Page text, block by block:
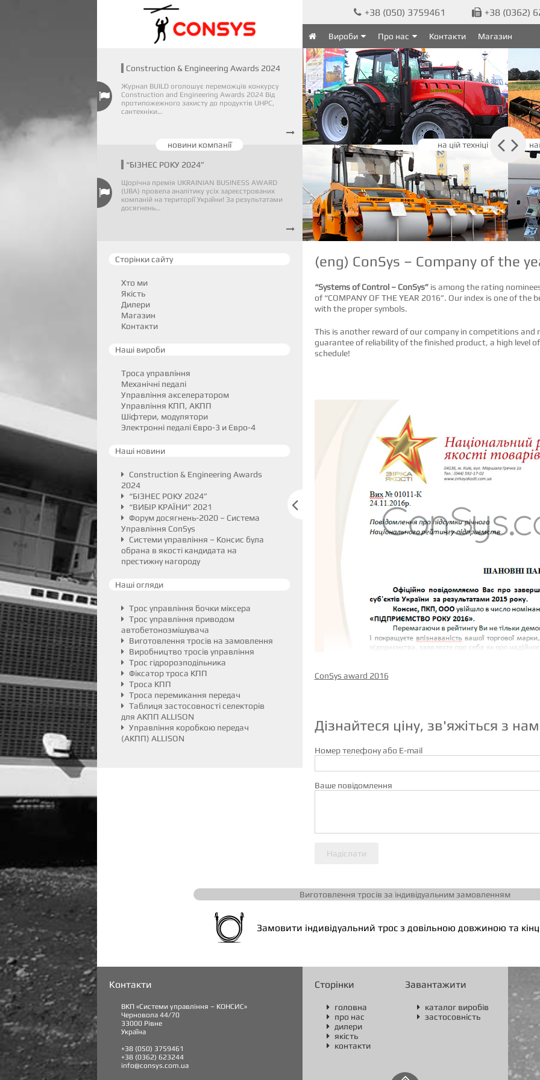
 +38 (050) 3759461  +38 (0362)
 Вироби Про нас Контакти Магазин
новини компанії
Construction & Engineering Awards 2024
Журнал BUILD оголошує переможців конкурсу
Construction and Engineering Awards 2024 Від
протипожежного захисту до продуктів UHPC,
сантехніки…

“БІЗНЕС РОКУ 2024”
Щорічна премія UKRAINIAN BUSINESS AWARD
(UBA) провела аналітику усіх зареєстрованих
компаній на території України! За результатами
досягнень…

на цій техніці  
Сторінки сайту
Хто ми
Якість
Дилери
Магазин
Контакти
Наші вироби
Троса управління
Механічні педалі
Управління акселератором
Управління КПП, АКПП
Шіфтери, модулятори
Электронні педалі Євро-3 и Євро-4
Наші новини
Construction & Engineering Awards
2024
“БІЗНЕС РОКУ 2024”
“ВИБІР КРАЇНИ” 2021
Форум досягнень-2020 – Система
Управління ConSys
Системи управління – Консис була
обрана в якості кандидата на
престижну нагороду
Наші огляди
Трос управління бочки міксера
Трос управління приводом
автобетонозмішувача
Виготовлення тросів на замовлення
Виробництво тросів управління
Трос гідророзподільника
Фіксатор троса КПП
Троса КПП
Троса перемикання передач
Таблиця застосовності селекторів
для АКПП ALLISON
Управління коробкою передач
(АКПП) ALLISON

(eng) ConSys – Company of the
“Systems of Control – ConSys”is among the rating
of “COMPANY OF THE YEAR 2016”. Our index is one of
with the proper symbols.
This is another reward of our company in competitions and
guarantee of reliability of the finished product, a high level
schedule!
ConSys award 2016
Дізнайтеся ціну, зв'яжіться з
Номер телефону або E-mail
Ваше повідомлення
Надіслати
Виготовлення тросів за індивідуальним замовленням
Замовити індивідуальний трос з довільною довжиною та
Контакти
ВКП «Системи управління – КОНСИС»
Черновола 44/70
33000 Рівне
Україна
+38 (050) 3759461
+38 (0362) 623244
info@consys.com.ua
Сторінки
 головна
 про нас
 дилери
 якість
 контакти
Завантажити
 каталог виробів
 застосовність